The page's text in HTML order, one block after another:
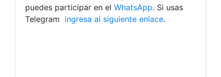
puedes participar en el WhatsApp. Si usas
Telegram ingresa al siguiente enlace.